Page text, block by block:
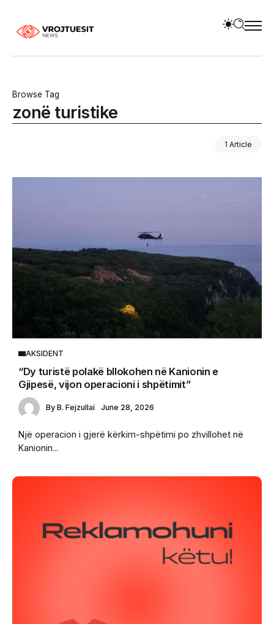
Browse Tag
zonë turistike
1 Article
AKSIDENT
“Dy turistë polakë bllokohen në Kanionin e
Gjipesë, vijon operacioni i shpëtimit”
By B. Fejzullai June 28, 2026
Një operacion i gjerë kërkim-shpëtimi po zhvillohet në
Kanionin...